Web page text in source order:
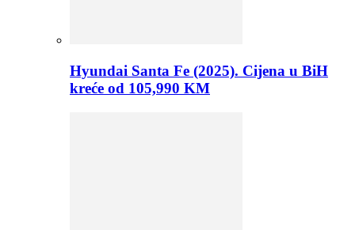
Hyundai Santa Fe (2025). Cijena u BiH
kreće od 105,990 KM